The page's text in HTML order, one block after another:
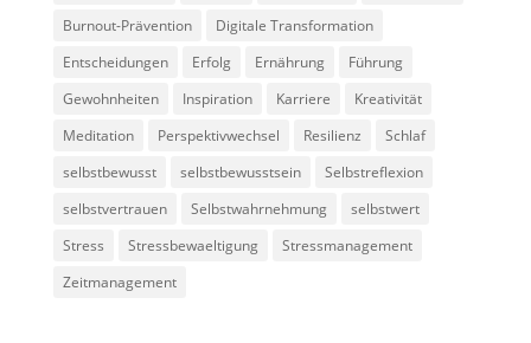
Burnout-Prävention
Digitale Transformation
Entscheidungen
Erfolg Ernährung
Führung
Gewohnheiten
Inspiration Karriere
Kreativität
Meditation
Perspektivwechsel Resilienz
Schlaf
selbstbewusst
selbstbewusstsein
Selbstreflexion
selbstvertrauen
Selbstwahrnehmung
selbstwert
Stress
Stressbewaeltigung
Stressmanagement
Zeitmanagement